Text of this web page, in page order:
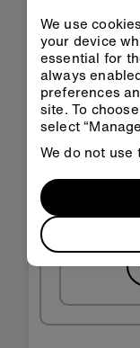
We use
your device
essential for
always
preferences
site. To
select
We do not